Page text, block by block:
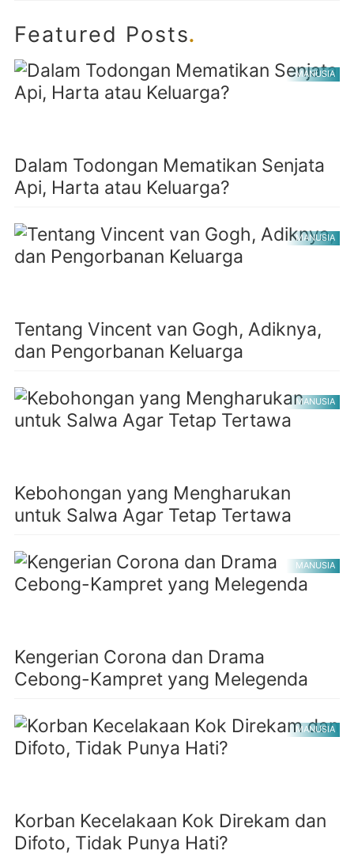
Featured Posts.
MANUSIA
Dalam Todongan Mematikan Senjata
Api, Harta atau Keluarga?
MANUSIA
Tentang Vincent van Gogh, Adiknya,
dan Pengorbanan Keluarga
MANUSIA
Kebohongan yang Mengharukan
untuk Salwa Agar Tetap Tertawa
MANUSIA
Kengerian Corona dan Drama
Cebong-Kampret yang Melegenda
MANUSIA
Korban Kecelakaan Kok Direkam dan
Difoto, Tidak Punya Hati?